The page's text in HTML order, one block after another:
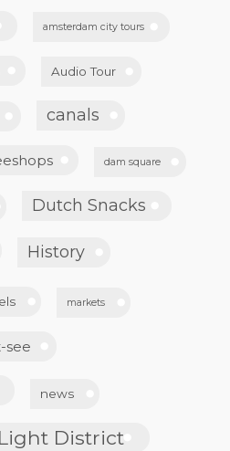
amsterdam city tours
Audio Tour
canals
dam square
Dutch Snacks
History
markets
see
news
District